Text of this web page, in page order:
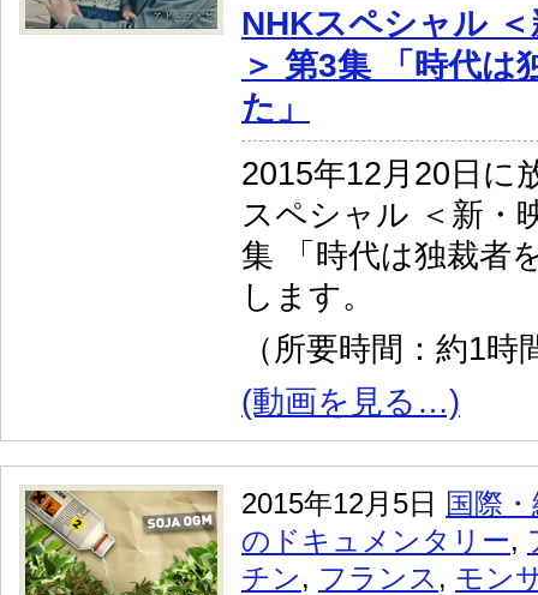
NHKスペシャル
＞ 第3集 「時代は
た」
2015年12月20日に
スペシャル ＜新・
集 「時代は独裁者
します。
（所要時間：約1時
(動画を見る…)
2015年12月5日 国際
のドキュメンタリー,
チン, フランス , モン